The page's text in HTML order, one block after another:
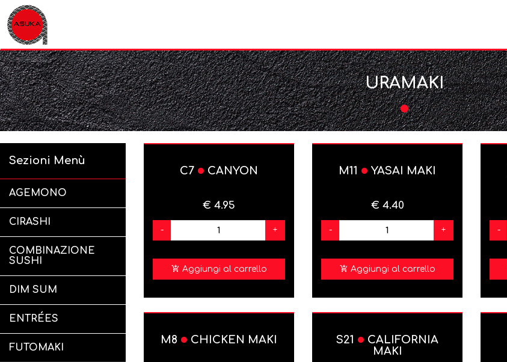
URAMAKI
Sezioni Menù
AGEMONO
CIRASHI
COMBINAZIONE
SUSHI
DIM SUM
ENTRÉES
FUTOMAKI
C7 CANYON
€ 4.95
- +
Aggiungi al carrello
M11 YASAI MAKI
€ 4.40
- +
Aggiungi al carrello
-
M8 CHICKEN MAKI S21
CALIFORNIA
MAKI